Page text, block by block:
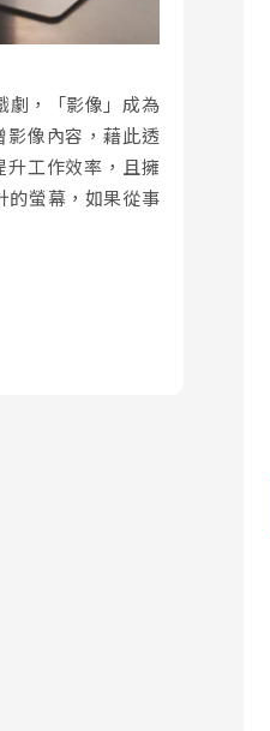
劇，「影像」成為
影像內容，藉此透
升工作效率，且擁
的螢幕，如果從事